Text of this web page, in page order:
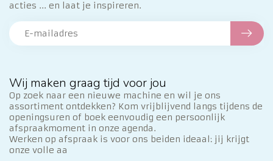
Wij maken graag tijd voor jou
Op zoek naar een nieuwe machine en wil je ons
assortiment ontdekken? Kom vrijblijvend langs tijdens de
openingsuren of boek eenvoudig een persoonlijk
afspraakmoment in onze agenda.
Werken op afspraak is voor ons beiden ideaal: jij krijgt
onze volle aa
acties ... en laat je inspireren.